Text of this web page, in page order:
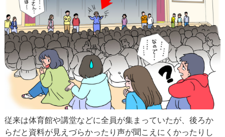
従来は体育館や講堂などに全員が集まっていたが、後ろか
らだと資料が見えづらかったり声が聞こえにくかったりし